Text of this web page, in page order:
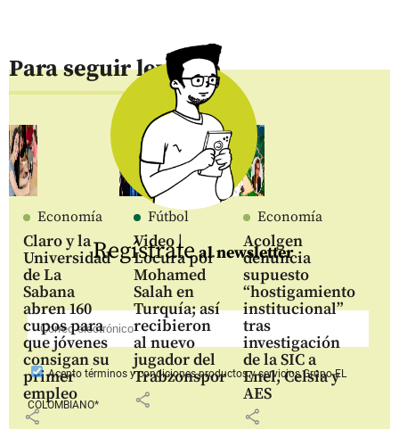
Para seguir leyendo
Economía
Claro y la
Universidad
de La
Sabana
abren 160
cupos para
que jóvenes
consigan su
primer
empleo
share
Fútbol
Video |
Locura por
Mohamed
Salah en
Turquía; así
recibieron
al nuevo
jugador del
Trabzonspor
share
Economía
Acolgen
denuncia
supuesto
“hostigamiento
institucional”
tras
investigación
de la SIC a
Enel, Celsia y
AES
share
Regístrateal newsletter
Aceptotérminos y condiciones productos y serviciosGrupo EL
COLOMBIANO*